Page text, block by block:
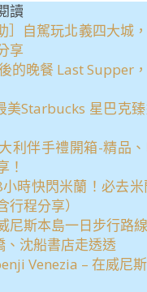
讀
］自駕玩北義四大城
享
的晚餐 Last Supper
美Starbucks 星巴克
利伴手禮開箱-精品
！
時快閃米蘭！必去
程分享）
尼斯本島一日步行路
沈船書店走透透
Venezia – 在威尼